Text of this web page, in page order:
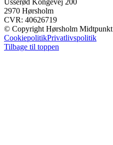
Usserød Kongevej 200
2970 Hørsholm
CVR: 40626719
© Copyright Hørsholm Midtpunkt
CookiepolitikPrivatlivspolitik
Tilbage til toppen